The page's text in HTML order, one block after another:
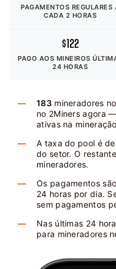
PAGAMENTOS REGULARES
CADA 2 HORAS
$122
PAGO AOS MINEIROS
24 HORAS
183mineradores
no 2Miners agora
ativas na
A taxa do pool é de
do setor. O
mineradores.
Os pagamentos
24 horas por dia.
sem pagamentos
Nas últimas 24
para mineradores